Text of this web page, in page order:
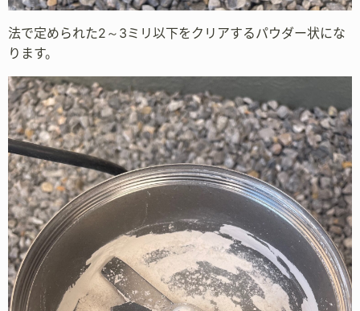
法で定められた2～3ミリ以下をクリアするパウダー状にな
ります。